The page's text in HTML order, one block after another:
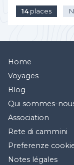
14places
Home
Voyages
Blog
Qui sommes-
Association
Rete di cammini
Preferenze
Notes légales